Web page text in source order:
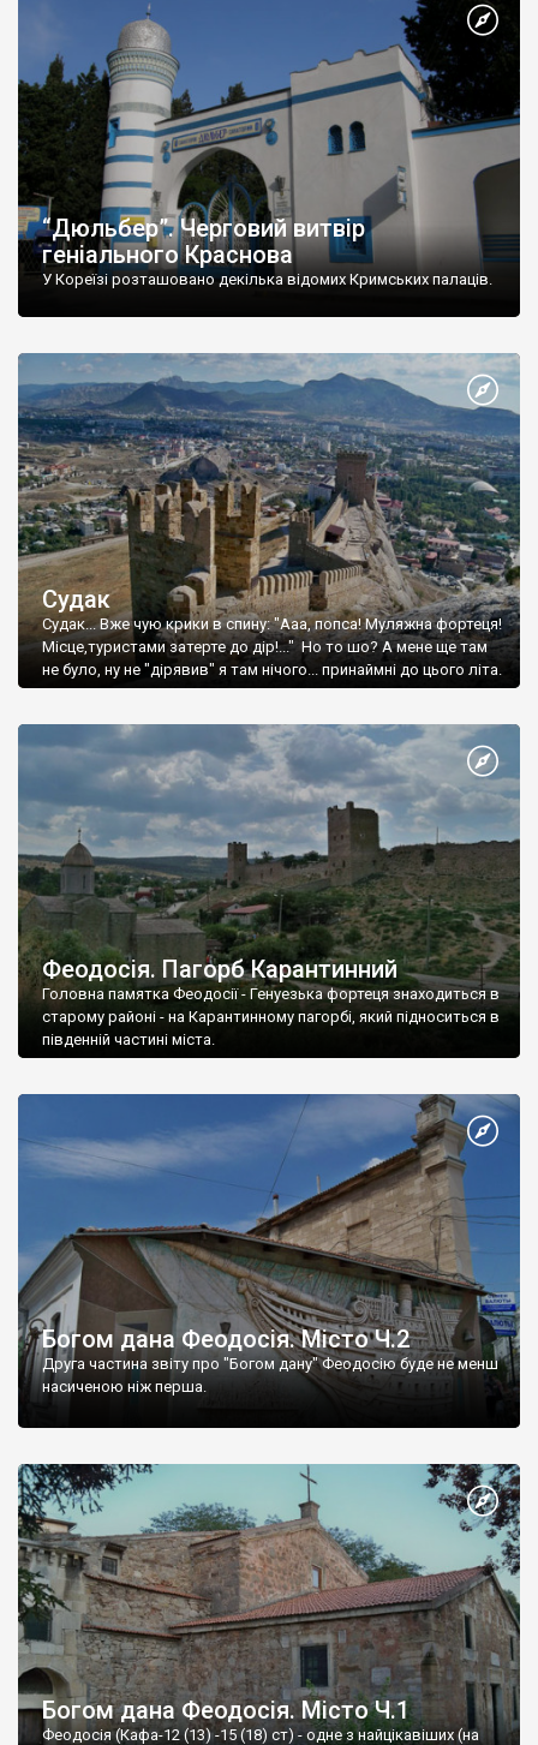
“Дюльбер”. Черговий витвір
геніального Краснова
У Кореїзі розташовано декілька відомих Кримських палаців.
Судак
Судак... Вже чую крики в спину: "Ааа, попса! Муляжна фортеця!
Місце,туристами затерте до дір!..." Но то шо? А мене ще там
не було, ну не "дірявив" я там нічого... принаймні до цього літа.
Феодосія. Пагорб Карантинний
Головна памятка Феодосії - Генуезька фортеця знаходиться в
старому районі - на Карантинному пагорбі, який підноситься в
південній частині міста.
Богом дана Феодосія. Місто Ч.2
Друга частина звіту про "Богом дану" Феодосію буде не менш
насиченою ніж перша.
Богом дана Феодосія. Місто Ч.1
Феодосія (Кафа-12 (13) -15 (18) ст) - одне з найцікавіших (на